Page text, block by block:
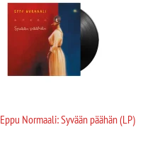
Eppu Normaali: Syvään päähän (LP)